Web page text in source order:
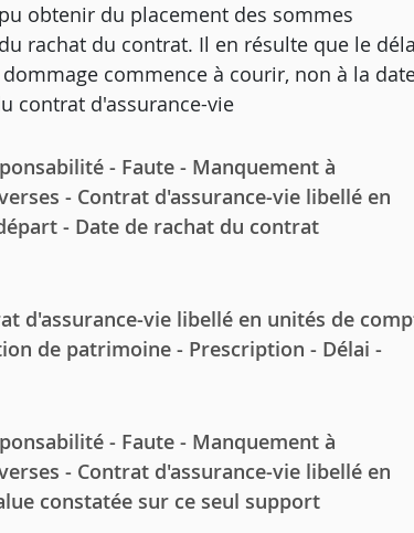
obtenir du placement des sommes
rachat du contrat. Il en résulte que le
commence à courir, non à la
contrat d'assurance-vie
- Faute - Manquement à
- Contrat d'assurance-vie libellé en
- Date de rachat du contrat
d'assurance-vie libellé en unités de
de patrimoine - Prescription - Délai -
- Faute - Manquement à
- Contrat d'assurance-vie libellé en
constatée sur ce seul support